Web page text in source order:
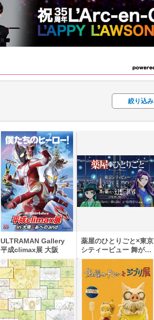
絞り込み
ULTRAMAN Gallery
平成climax展 大阪
薬屋のひとりごと×東京
シティービュー 舞が織
りなす幻想の世界 ―
天空に響く、舞のしら
べ―